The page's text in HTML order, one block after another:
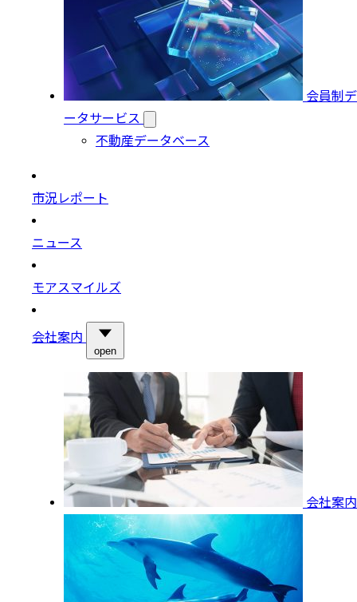
会員制デ
ータサービス
不動産データベース
市況レポート
ニュース
モアスマイルズ
会社案内
open
会社案内